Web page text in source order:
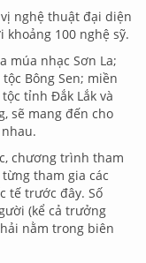
nghệ thuật đại diện
khoảng 100 nghệ sỹ.
múa nhạc Sơn La;
Bông Sen; miền
tỉnh Đắk Lắk và
sẽ mang đến cho
chương trình tham
tham gia các
tế trước đây. Số
(kể cả trưởng
nằm trong biên